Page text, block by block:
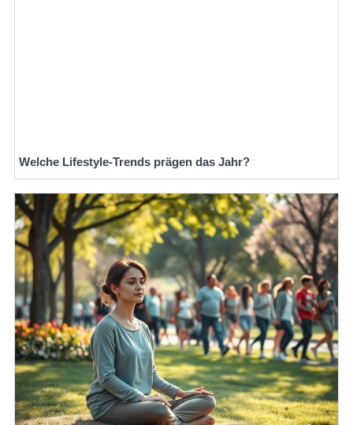
Welche Lifestyle-Trends prägen das Jahr?